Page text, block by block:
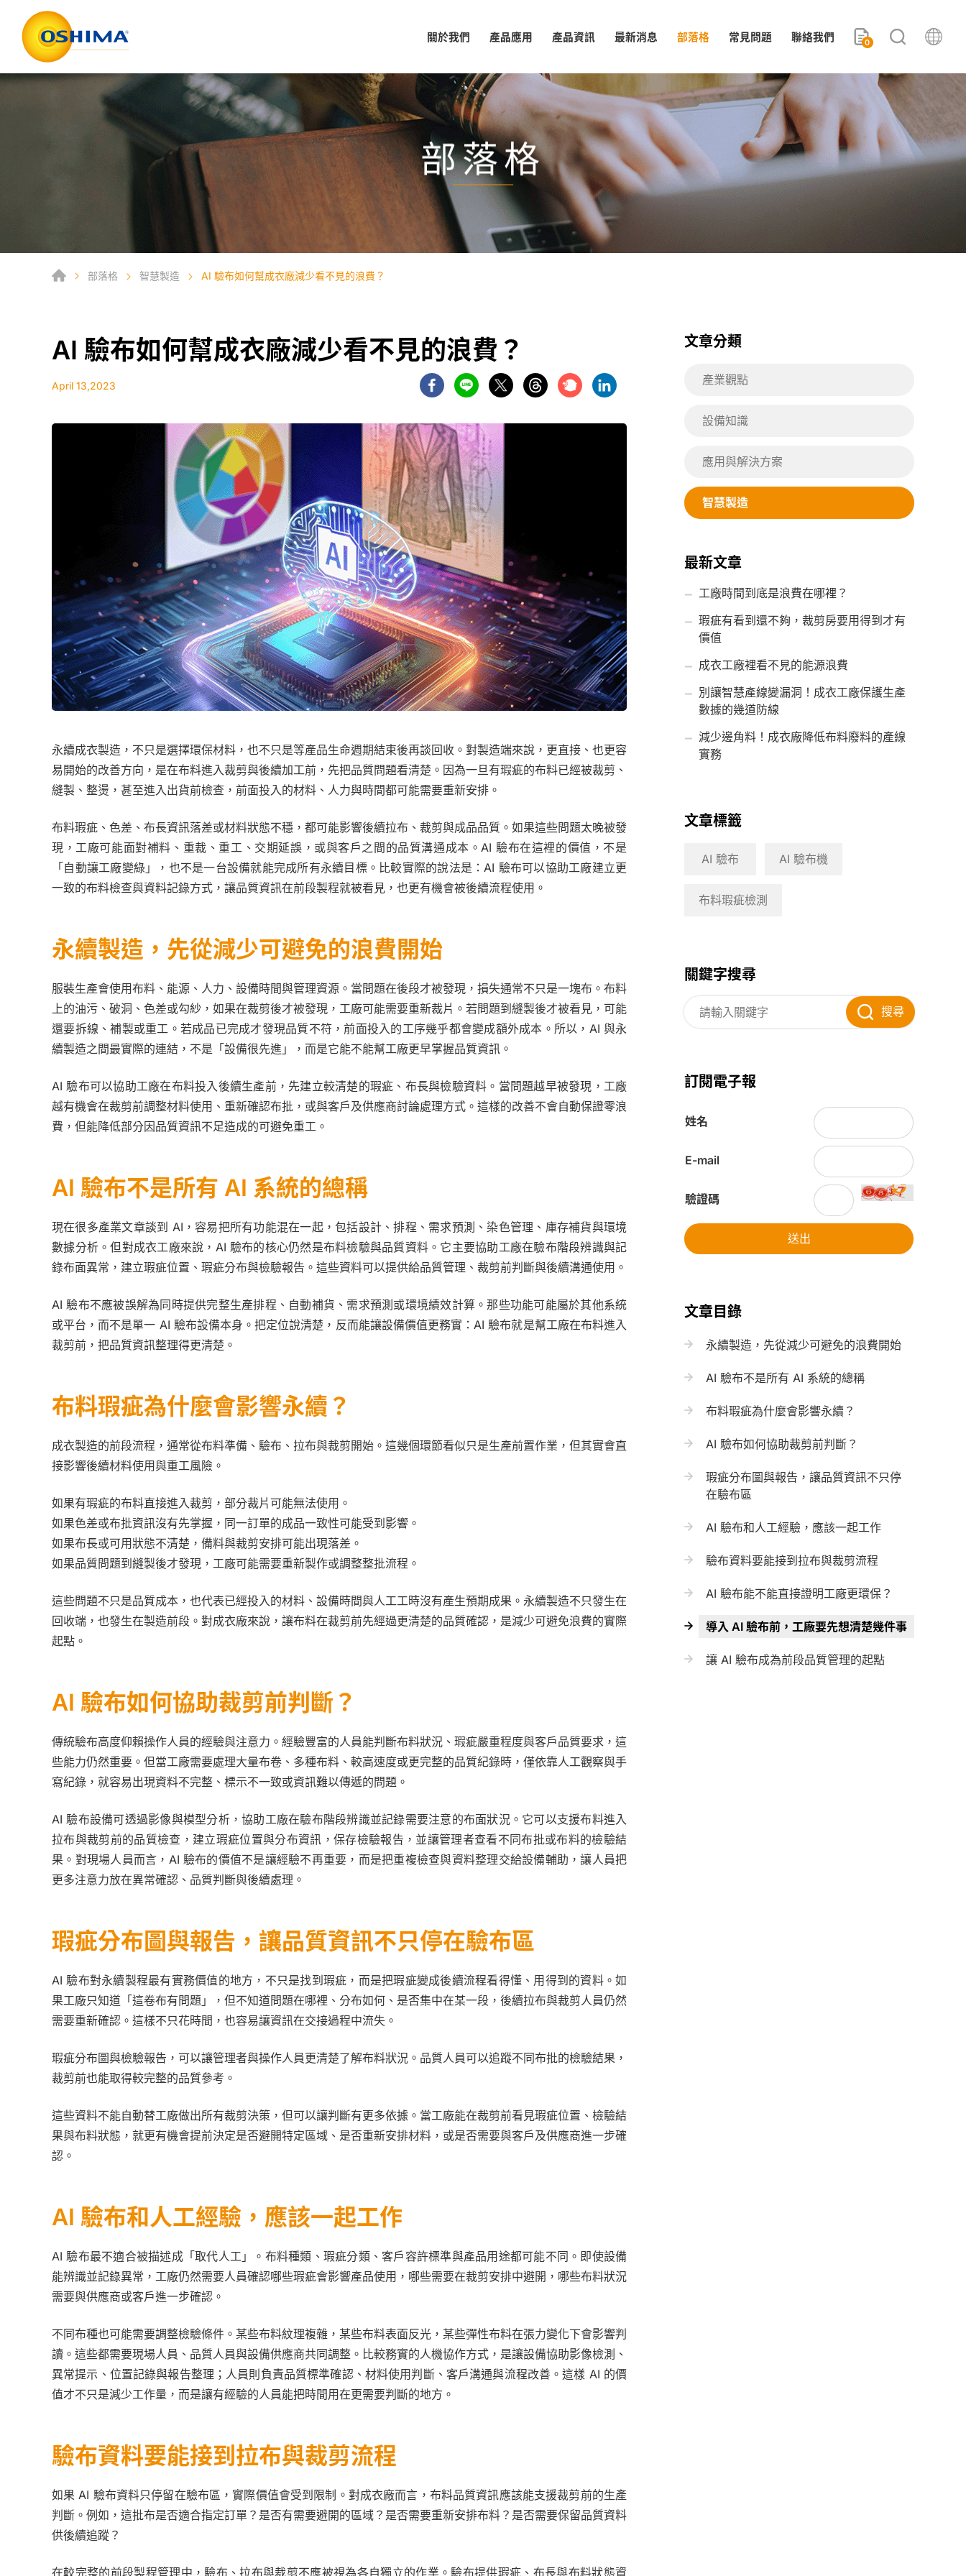
關於我們 產品應用 產品資訊 最新消息 部落格 常見問題 聯絡我們 0
部落格
部落格 智慧製造 AI 驗布如何幫成衣廠減少看不見的浪費？
AI 驗布如何幫成衣廠減少看不見的浪費？
April 13,2023
永續成衣製造，不只是選擇環保材料，也不只是等產品生命週期結束後再談回收。對製造端來說，更直接、也更容
易開始的改善方向，是在布料進入裁剪與後續加工前，先把品質問題看清楚。因為一旦有瑕疵的布料已經被裁剪、
縫製、整燙，甚至進入出貨前檢查，前面投入的材料、人力與時間都可能需要重新安排。
布料瑕疵、色差、布長資訊落差或材料狀態不穩，都可能影響後續拉布、裁剪與成品品質。如果這些問題太晚被發
現，工廠可能面對補料、重裁、重工、交期延誤，或與客戶之間的品質溝通成本。AI 驗布在這裡的價值，不是
「自動讓工廠變綠」，也不是一台設備就能完成所有永續目標。比較實際的說法是：AI 驗布可以協助工廠建立更
一致的布料檢查與資料記錄方式，讓品質資訊在前段製程就被看見，也更有機會被後續流程使用。
永續製造，先從減少可避免的浪費開始
服裝生產會使用布料、能源、人力、設備時間與管理資源。當問題在後段才被發現，損失通常不只是一塊布。布料
上的油污、破洞、色差或勾紗，如果在裁剪後才被發現，工廠可能需要重新裁片。若問題到縫製後才被看見，可能
還要拆線、補製或重工。若成品已完成才發現品質不符，前面投入的工序幾乎都會變成額外成本。所以，AI 與永
續製造之間最實際的連結，不是「設備很先進」，而是它能不能幫工廠更早掌握品質資訊。
AI 驗布可以協助工廠在布料投入後續生產前，先建立較清楚的瑕疵、布長與檢驗資料。當問題越早被發現，工廠
越有機會在裁剪前調整材料使用、重新確認布批，或與客戶及供應商討論處理方式。這樣的改善不會自動保證零浪
費，但能降低部分因品質資訊不足造成的可避免重工。
AI 驗布不是所有 AI 系統的總稱
現在很多產業文章談到 AI，容易把所有功能混在一起，包括設計、排程、需求預測、染色管理、庫存補貨與環境
數據分析。但對成衣工廠來說，AI 驗布的核心仍然是布料檢驗與品質資料。它主要協助工廠在驗布階段辨識與記
錄布面異常，建立瑕疵位置、瑕疵分布與檢驗報告。這些資料可以提供給品質管理、裁剪前判斷與後續溝通使用。
AI 驗布不應被誤解為同時提供完整生產排程、自動補貨、需求預測或環境績效計算。那些功能可能屬於其他系統
或平台，而不是單一 AI 驗布設備本身。把定位說清楚，反而能讓設備價值更務實：AI 驗布就是幫工廠在布料進入
裁剪前，把品質資訊整理得更清楚。
布料瑕疵為什麼會影響永續？
成衣製造的前段流程，通常從布料準備、驗布、拉布與裁剪開始。這幾個環節看似只是生產前置作業，但其實會直
接影響後續材料使用與重工風險。
如果有瑕疵的布料直接進入裁剪，部分裁片可能無法使用。
如果色差或布批資訊沒有先掌握，同一訂單的成品一致性可能受到影響。
如果布長或可用狀態不清楚，備料與裁剪安排可能出現落差。
如果品質問題到縫製後才發現，工廠可能需要重新製作或調整整批流程。
這些問題不只是品質成本，也代表已經投入的材料、設備時間與人工工時沒有產生預期成果。永續製造不只發生在
回收端，也發生在製造前段。對成衣廠來說，讓布料在裁剪前先經過更清楚的品質確認，是減少可避免浪費的實際
起點。
AI 驗布如何協助裁剪前判斷？
傳統驗布高度仰賴操作人員的經驗與注意力。經驗豐富的人員能判斷布料狀況、瑕疵嚴重程度與客戶品質要求，這
些能力仍然重要。但當工廠需要處理大量布卷、多種布料、較高速度或更完整的品質紀錄時，僅依靠人工觀察與手
寫紀錄，就容易出現資料不完整、標示不一致或資訊難以傳遞的問題。
AI 驗布設備可透過影像與模型分析，協助工廠在驗布階段辨識並記錄需要注意的布面狀況。它可以支援布料進入
拉布與裁剪前的品質檢查，建立瑕疵位置與分布資訊，保存檢驗報告，並讓管理者查看不同布批或布料的檢驗結
果。對現場人員而言，AI 驗布的價值不是讓經驗不再重要，而是把重複檢查與資料整理交給設備輔助，讓人員把
更多注意力放在異常確認、品質判斷與後續處理。
瑕疵分布圖與報告，讓品質資訊不只停在驗布區
AI 驗布對永續製程最有實務價值的地方，不只是找到瑕疵，而是把瑕疵變成後續流程看得懂、用得到的資料。如
果工廠只知道「這卷布有問題」，但不知道問題在哪裡、分布如何、是否集中在某一段，後續拉布與裁剪人員仍然
需要重新確認。這樣不只花時間，也容易讓資訊在交接過程中流失。
瑕疵分布圖與檢驗報告，可以讓管理者與操作人員更清楚了解布料狀況。品質人員可以追蹤不同布批的檢驗結果，
裁剪前也能取得較完整的品質參考。
這些資料不能自動替工廠做出所有裁剪決策，但可以讓判斷有更多依據。當工廠能在裁剪前看見瑕疵位置、檢驗結
果與布料狀態，就更有機會提前決定是否避開特定區域、是否重新安排材料，或是否需要與客戶及供應商進一步確
認。
AI 驗布和人工經驗，應該一起工作
AI 驗布最不適合被描述成「取代人工」。布料種類、瑕疵分類、客戶容許標準與產品用途都可能不同。即使設備
能辨識並記錄異常，工廠仍然需要人員確認哪些瑕疵會影響產品使用，哪些需要在裁剪安排中避開，哪些布料狀況
需要與供應商或客戶進一步確認。
不同布種也可能需要調整檢驗條件。某些布料紋理複雜，某些布料表面反光，某些彈性布料在張力變化下會影響判
讀。這些都需要現場人員、品質人員與設備供應商共同調整。比較務實的人機協作方式，是讓設備協助影像檢測、
異常提示、位置記錄與報告整理；人員則負責品質標準確認、材料使用判斷、客戶溝通與流程改善。這樣 AI 的價
值才不只是減少工作量，而是讓有經驗的人員能把時間用在更需要判斷的地方。
驗布資料要能接到拉布與裁剪流程
如果 AI 驗布資料只停留在驗布區，實際價值會受到限制。對成衣廠而言，布料品質資訊應該能支援裁剪前的生產
判斷。例如，這批布是否適合指定訂單？是否有需要避開的區域？是否需要重新安排布料？是否需要保留品質資料
供後續追蹤？
在較完整的前段製程管理中，驗布、拉布與裁剪不應被視為各自獨立的作業。驗布提供瑕疵、布長與布料狀態資
文章分類
產業觀點
設備知識
應用與解決方案
智慧製造
最新文章
工廠時間到底是浪費在哪裡？
瑕疵有看到還不夠，裁剪房要用得到才有
價值
成衣工廠裡看不見的能源浪費
別讓智慧產線變漏洞！成衣工廠保護生產
數據的幾道防線
減少邊角料！成衣廠降低布料廢料的產線
實務
文章標籤
AI 驗布 AI 驗布機
布料瑕疵檢測
關鍵字搜尋
搜尋
訂閱電子報
姓名
E-mail
驗證碼
送出
文章目錄
永續製造，先從減少可避免的浪費開始
AI 驗布不是所有 AI 系統的總稱
布料瑕疵為什麼會影響永續？
AI 驗布如何協助裁剪前判斷？
瑕疵分布圖與報告，讓品質資訊不只停
在驗布區
AI 驗布和人工經驗，應該一起工作
驗布資料要能接到拉布與裁剪流程
AI 驗布能不能直接證明工廠更環保？
導入 AI 驗布前，工廠要先想清楚幾件事
讓 AI 驗布成為前段品質管理的起點